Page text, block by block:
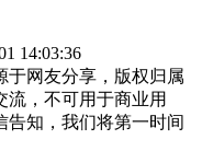
14:03:36
于网友分享，版权归属
流，不可用于商业用
告知，我们将第一时间